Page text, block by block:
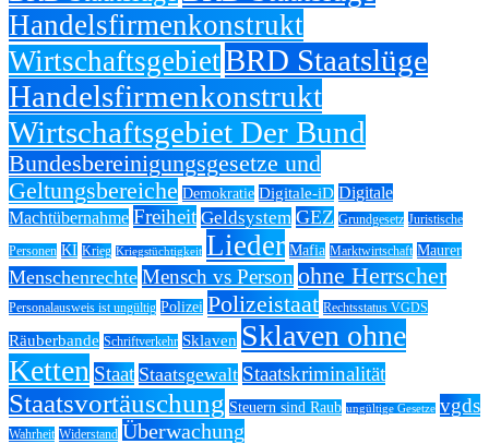
Handelsfirmenkonstrukt
WirtschaftsgebietBRD Staatslüge
Handelsfirmenkonstrukt
Wirtschaftsgebiet Der Bund
Bundesbereinigungsgesetze und
Geltungsbereiche Demokratie Digitale-iD Digitale
Machtübernahme Freiheit Geldsystem GEZ Grundgesetz Juristische
Personen KI Krieg Kriegstüchtigkeit Lieder Mafia Marktwirtschaft Maurer
Menschenrechte Mensch vs Person ohne Herrscher
Personalausweis ist ungültig Polizei Polizeistaat Rechtsstatus VGDS
Räuberbande Schriftverkehr Sklaven Sklaven ohne
Ketten Staat Staatsgewalt Staatskriminalität
Staatsvortäuschung Steuern sind Raub ungültige Gesetze vgds
Wahrheit Widerstand Überwachung